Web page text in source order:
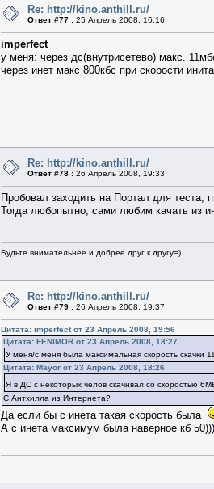
Re: http://kino.anthill.ru/
Ответ #77 : 25 Апрель 2008, 16:16
imperfect
у меня: через дс(внутрисетево) макс.
через инет макс 800кбс при скорости
Re: http://kino.anthill.ru/
Ответ #78 : 26 Апрель 2008, 19:33
Пробовал заходить на Портал для теста,
Тогда любопытно, сами любим качать из
Будьте внимательнее и добрее друг к другу=)
Re: http://kino.anthill.ru/
Ответ #79 : 26 Апрель 2008, 19:37
Цитата: imperfect от 23 Апрель 2008, 19:56
Цитата: FENIMOR от 23 Апрель 2008, 18:27
У меня/с меня была максимальная скорость скачки
Цитата: Mayor от 23 Апрель 2008, 18:26
Я в ДС с некоторых челов скачивал со скоростью
С Антхилла из Интернета?
Да если бы с инета такая скорость была
А с инета максимум была наверное кб